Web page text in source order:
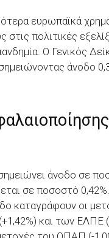
ευρωπαϊκά
πολιτικές
O Γενικός
άνοδο
άνοδο σε
σε ποσοστό
καταγράφουν οι
και των ΕΛΠΕ